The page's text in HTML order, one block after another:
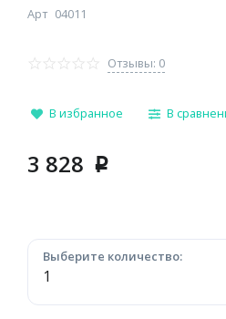
Арт 04011
Отзывы: 0
В избранное В
3 828 p
Выберите количество: